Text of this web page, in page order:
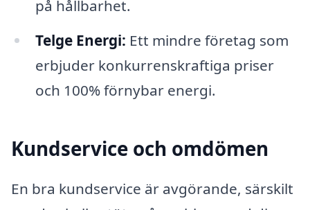
på hållbarhet.
Telge Energi: Ett mindre företag som
erbjuder konkurrenskraftiga priser
och 100% förnybar energi.
Kundservice och omdömen
En bra kundservice är avgörande, särskilt